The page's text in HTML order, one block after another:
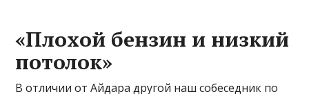
«Плохой бензин и низкий
потолок»
В отличии от Айдара другой наш собеседник по